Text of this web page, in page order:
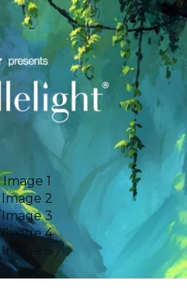
Image 1
Image 2
Image 3
Image 4
Image 5